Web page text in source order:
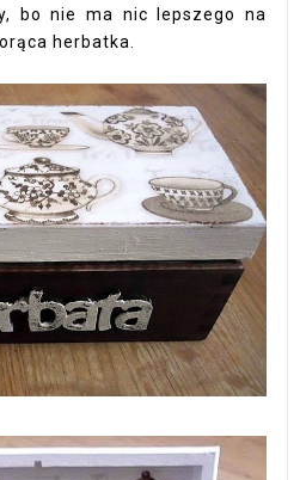
bo nie ma nic lepszego na
herbatka.